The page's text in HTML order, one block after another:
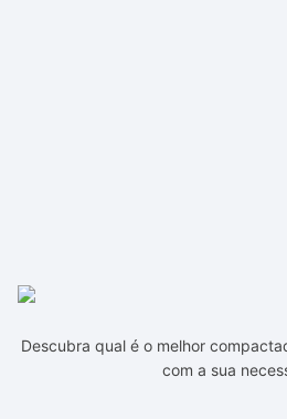
Descubra qual é o melhor
com a sua